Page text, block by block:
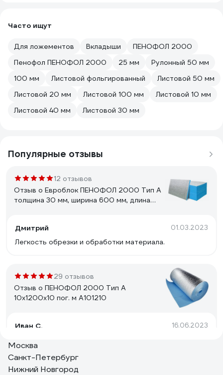
Часто ищут
Для ложементов Вкладыши
ПЕНОФОЛ 2000
Пенофол ПЕНОФОЛ 2000
25 мм
Рулонный 50 мм
100 мм
Листовой фольгированный
Листовой 50 мм
Листовой 20 мм
Листовой 100 мм
Листовой 10 мм
Листовой 40 мм
Листовой 30 мм
Популярные отзывы
12 отзывов
Отзыв о Евроблок ПЕНОФОЛ 2000 Тип А
толщина 30 мм, ширина 600 мм, длина
Дмитрий
01.03.2023
Легкость обрезки и обработки материала.
29 отзывов
Отзыв о ПЕНОФОЛ 2000 Тип А
10x1200x10 пог. м А101210
Иван С. 16.06.2023
хорошо изолирует.
Москва
Санкт-Петербург
Нижний Новгород